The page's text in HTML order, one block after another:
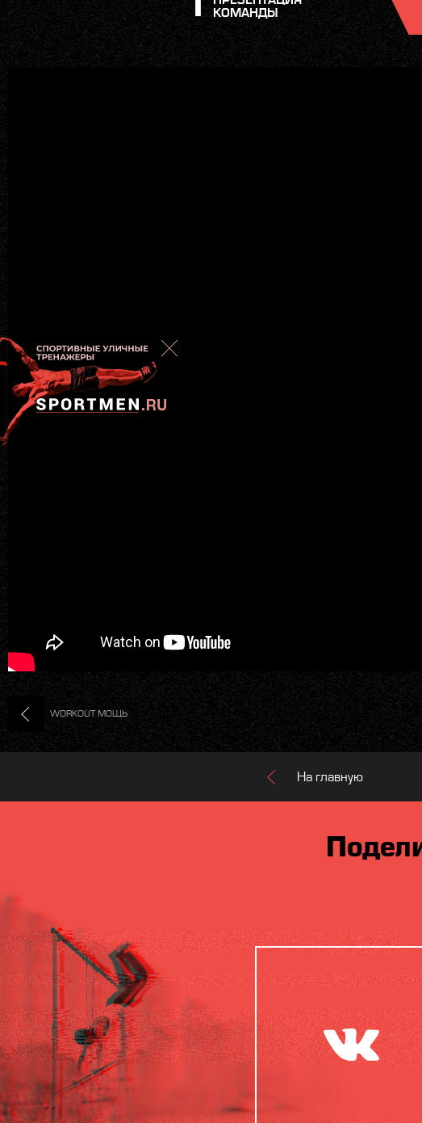
КОМАНДЫ
WORKOUT МОЩЬ
На главную